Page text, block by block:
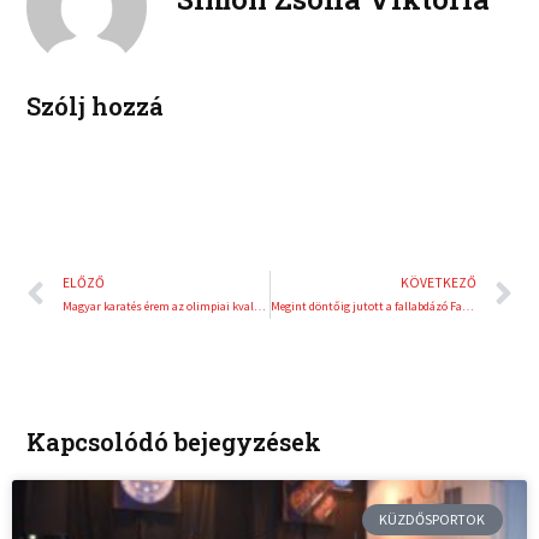
e
Szólj hozzá
Előző
ELŐZŐ KÖVETKEZŐ
Kapcsolódó bejegyzések
KÜZDŐSPORTOK